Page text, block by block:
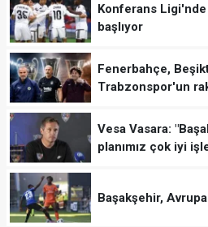
Konferans
başlıyor
Fenerbahçe,
Trabzonspor'un
Vesa Vasara:
planımız çok iyi
Başakşehir,